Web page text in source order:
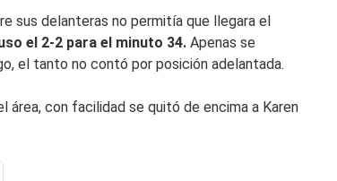
sus delanteras no permitía que llegara el
el 2-2 para el minuto 34. Apenas se
el tanto no contó por posición adelantada.
con facilidad se quitó de encima a Karen